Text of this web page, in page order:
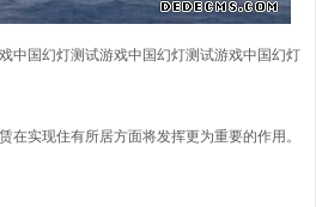
中国幻灯测试游戏中国幻灯测试游戏中国幻灯
实现住有所居方面将发挥更为重要的作用。